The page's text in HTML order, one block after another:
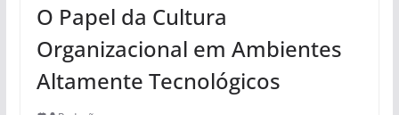
O Papel da Cultura
Organizacional em Ambientes
Altamente Tecnológicos